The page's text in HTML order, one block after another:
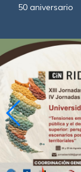
50 aniversario